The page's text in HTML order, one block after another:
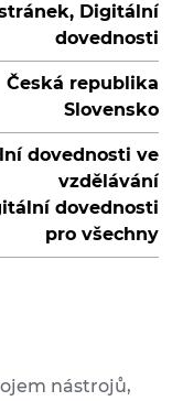
Digitální
dovednosti
Česká republika
Slovensko
dovednosti ve
vzdělávání
dovednosti
pro všechny
nástrojů,